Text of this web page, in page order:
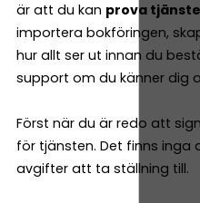
är att du kan prova
importera bokföringen,
hur allt ser ut innan du
support om du känner dig
Först när du är redo att
för tjänsten. Det finns inga
avgifter att ta ställning till.